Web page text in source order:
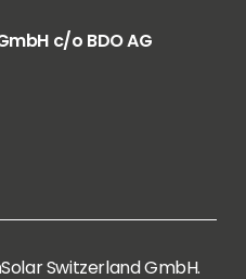
c/o BDO AG
Switzerland GmbH.